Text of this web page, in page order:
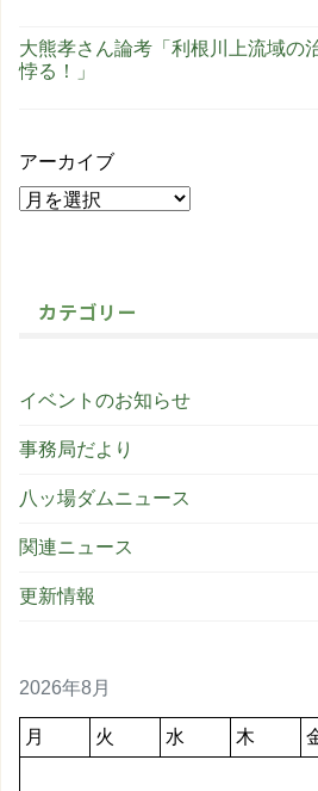
大熊孝さん論考「利根川上流域の
悖る！」
アーカイブ
カテゴリー
イベントのお知らせ
事務局だより
八ッ場ダムニュース
関連ニュース
更新情報
2026年8月
月 火 水 木